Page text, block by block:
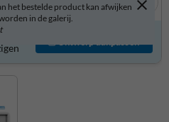
het bestelde product kan afwijken
in de galerij.
Ontwerp aanpassen